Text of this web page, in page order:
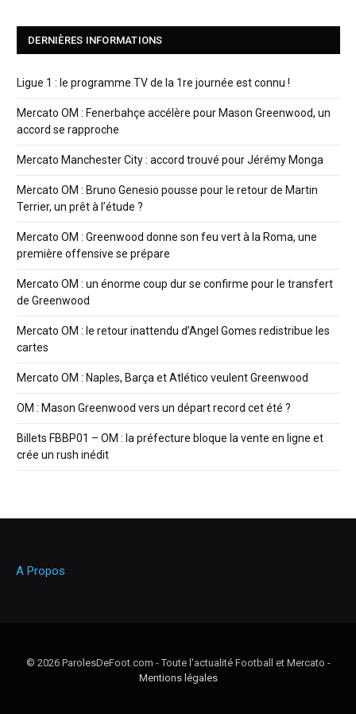
DERNIÈRES INFORMATIONS
Ligue 1 : le programme TV de la 1re journée est connu !
Mercato OM : Fenerbahçe accélère pour Mason Greenwood, un
accord se rapproche
Mercato Manchester City : accord trouvé pour Jérémy Monga
Mercato OM : Bruno Genesio pousse pour le retour de Martin
Terrier, un prêt à l’étude ?
Mercato OM : Greenwood donne son feu vert à la Roma, une
première offensive se prépare
Mercato OM : un énorme coup dur se confirme pour le transfert
de Greenwood
Mercato OM : le retour inattendu d’Angel Gomes redistribue les
cartes
Mercato OM : Naples, Barça et Atlético veulent Greenwood
OM : Mason Greenwood vers un départ record cet été ?
Billets FBBP01 – OM : la préfecture bloque la vente en ligne et
crée un rush inédit
A Propos
© 2026 ParolesDeFoot.com - Toute l'actualité Football et Mercato -
Mentions légales